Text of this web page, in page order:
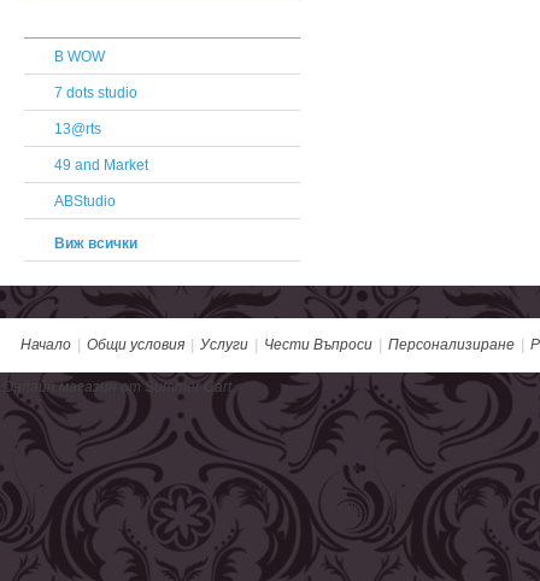
B WOW
7 dots studio
13@rts
49 and Market
ABStudio
Виж всички
Начало Общи условия Услуги Чести Въпроси Персонализиране
Онлайн магазин от Summer Cart